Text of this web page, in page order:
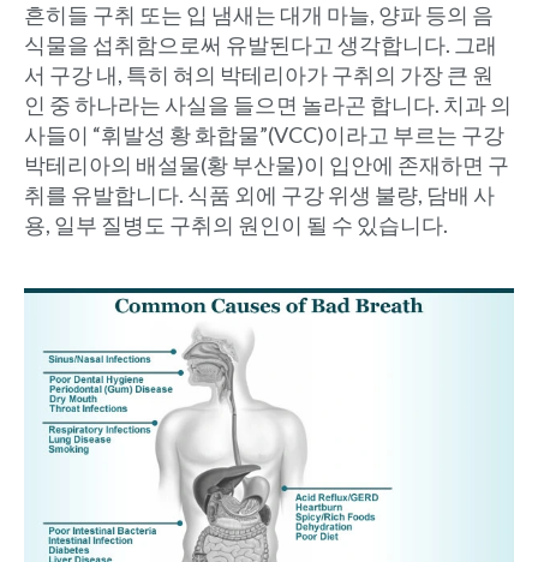
흔히들 구취 또는 입 냄새는 대개 마늘, 양파 등의 음
식물을 섭취함으로써 유발된다고 생각합니다. 그래
서 구강 내, 특히 혀의 박테리아가 구취의 가장 큰 원
인 중 하나라는 사실을 들으면 놀라곤 합니다. 치과 의
사들이 “휘발성 황 화합물”(VCC)이라고 부르는 구강
박테리아의 배설물(황 부산물)이 입안에 존재하면 구
취를 유발합니다. 식품 외에 구강 위생 불량, 담배 사
용, 일부 질병도 구취의 원인이 될 수 있습니다.